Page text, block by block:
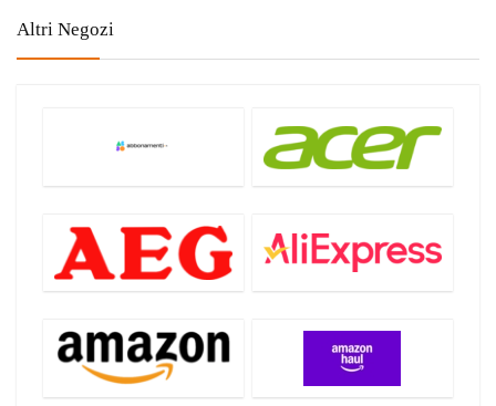
Altri Negozi